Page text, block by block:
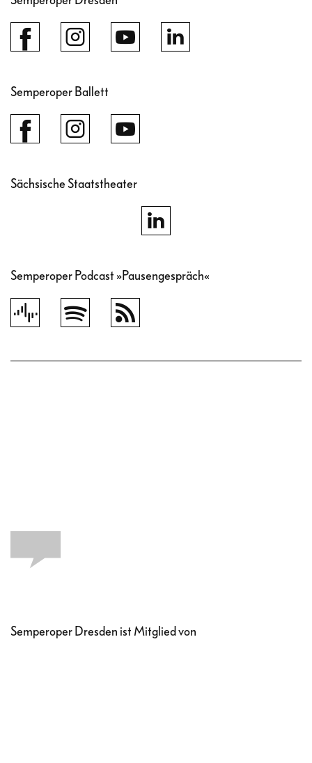
Semperoper Ballett
Sächsische Staatstheater
Semperoper Podcast »Pausengespräch«
Semperoper Dresden ist Mitglied von